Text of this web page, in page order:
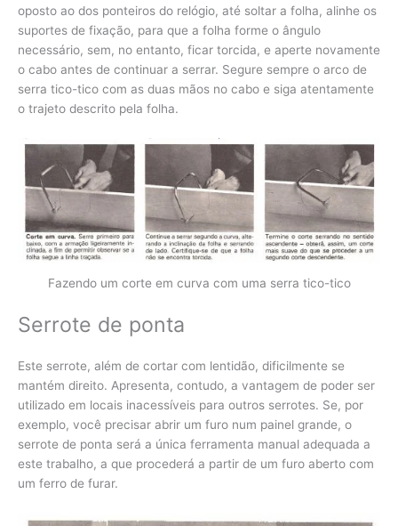
oposto ao dos ponteiros do relógio, até soltar a folha, alinhe os
suportes de fixação, para que a folha forme o ângulo
necessário, sem, no entanto, ficar torcida, e aperte novamente
o cabo antes de continuar a serrar. Segure sempre o arco de
serra tico-tico com as duas mãos no cabo e siga atentamente
o trajeto descrito pela folha.
Fazendo um corte em curva com uma serra tico-tico
Serrote de ponta
Este serrote, além de cortar com lentidão, dificilmente se
mantém direito. Apresenta, contudo, a vantagem de poder ser
utilizado em locais inacessíveis para outros serrotes. Se, por
exemplo, você precisar abrir um furo num painel grande, o
serrote de ponta será a única ferramenta manual adequada a
este trabalho, a que procederá a partir de um furo aberto com
um ferro de furar.